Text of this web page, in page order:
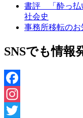
書評 「酔っ払
社会史
事務所移転のお
SNSでも情報
Facebook
Instagram